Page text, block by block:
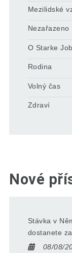
Mezilidské
Nezařazeno
O Starke
Rodina
Volný čas
Zdraví
Nové
Stávka v
dostanete
08/08/